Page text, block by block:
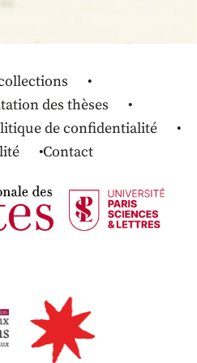
des thèses
de confidentialité
Contact